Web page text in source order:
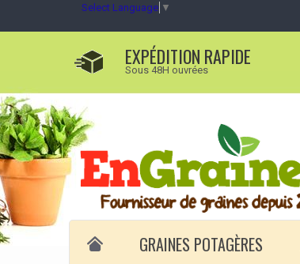
Select Language ▼
EXPÉDITION RAPIDE
Sous 48H ouvrées
GRAINES POTAGÈRES